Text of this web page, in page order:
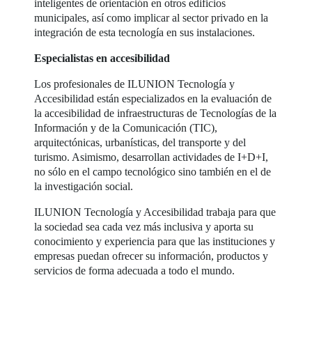
inteligentes de orientación en otros edificios
municipales, así como implicar al sector privado en la
integración de esta tecnología en sus instalaciones.
Especialistas en accesibilidad
Los profesionales de ILUNION Tecnología y
Accesibilidad están especializados en la evaluación de
la accesibilidad de infraestructuras de Tecnologías de la
Información y de la Comunicación (TIC),
arquitectónicas, urbanísticas, del transporte y del
turismo. Asimismo, desarrollan actividades de I+D+I,
no sólo en el campo tecnológico sino también en el de
la investigación social.
ILUNION Tecnología y Accesibilidad trabaja para que
la sociedad sea cada vez más inclusiva y aporta su
conocimiento y experiencia para que las instituciones y
empresas puedan ofrecer su información, productos y
servicios de forma adecuada a todo el mundo.